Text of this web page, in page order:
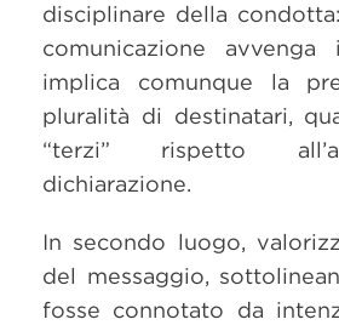
disciplinare della
comunicazione
implica comunque la
pluralità di destinatari,
“terzi” rispetto
dichiarazione.
In secondo luogo,
del messaggio,
fosse connotato da